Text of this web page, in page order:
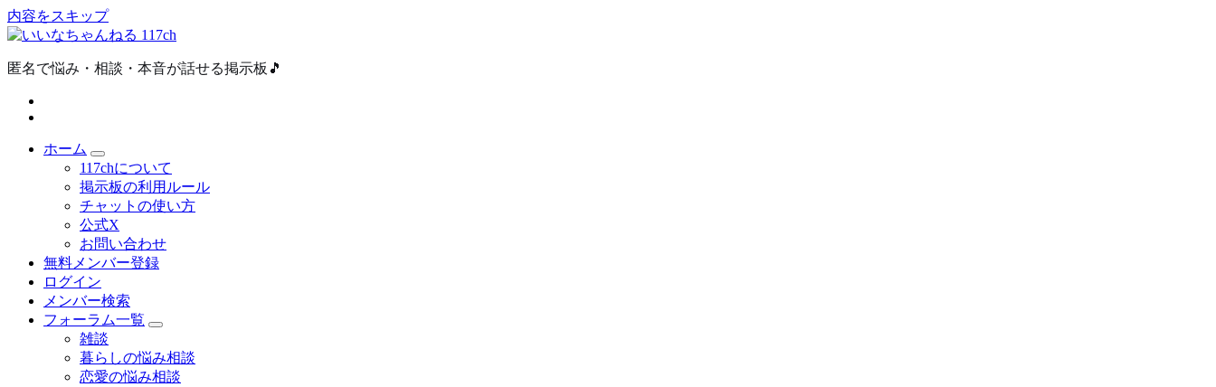
内容をスキップ
匿名で悩み・相談・本音が話せる掲示板🎵
ホーム
117chについて
掲示板の利用ルール
チャットの使い方
公式X
お問い合わせ
無料メンバー登録
ログイン
メンバー検索
フォーラム一覧
雑談
暮らしの悩み相談
恋愛の悩み相談